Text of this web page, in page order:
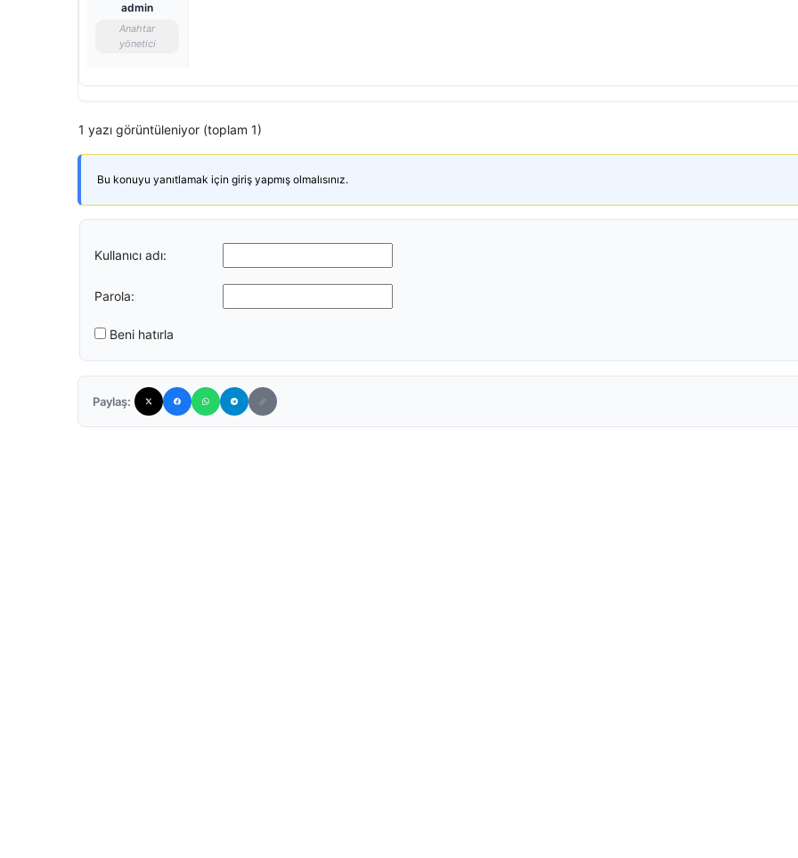
admin
Anahtar
yönetici
1 yazı görüntüleniyor (toplam 1)
Bu konuyu yanıtlamak için giriş yapmış olmalısınız.
Kullanıcı adı:
Parola:
Beni hatırla
Paylaş: